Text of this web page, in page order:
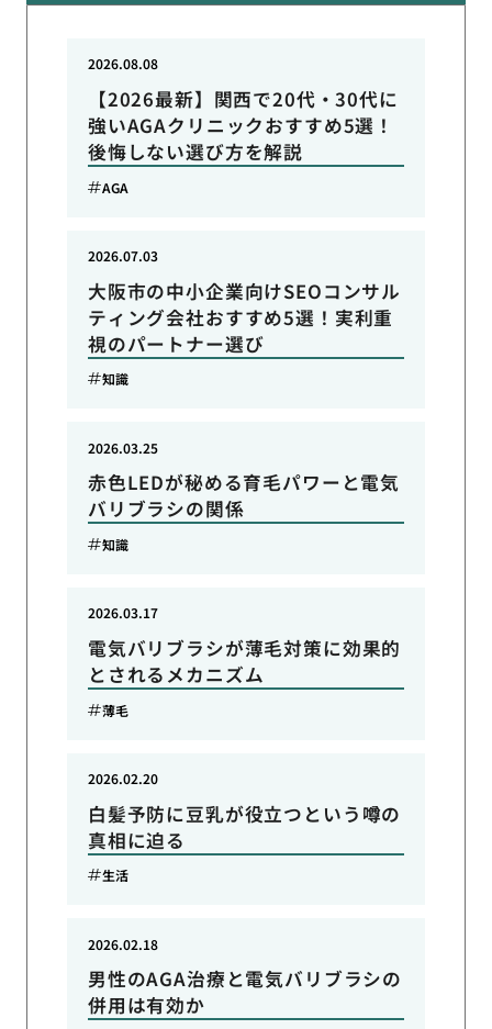
【2026最新】関西で20代・30代に
強いAGAクリニックおすすめ5選！
後悔しない選び方を解説
2026.08.08
AGA
大阪市の中小企業向けSEOコンサル
ティング会社おすすめ5選！実利重
視のパートナー選び
2026.07.03
知識
赤色LEDが秘める育毛パワーと電気
バリブラシの関係
2026.03.25
知識
電気バリブラシが薄毛対策に効果的
とされるメカニズム
2026.03.17
薄毛
白髪予防に豆乳が役立つという噂の
真相に迫る
2026.02.20
生活
男性のAGA治療と電気バリブラシの
併用は有効か
2026.02.18